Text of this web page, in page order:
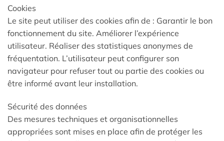
Cookies
Le site peut utiliser des cookies afin de : Garantir le bon
fonctionnement du site. Améliorer l’expérience
utilisateur. Réaliser des statistiques anonymes de
fréquentation. L’utilisateur peut configurer son
navigateur pour refuser tout ou partie des cookies ou
être informé avant leur installation.
Sécurité des données
Des mesures techniques et organisationnelles
appropriées sont mises en place afin de protéger les